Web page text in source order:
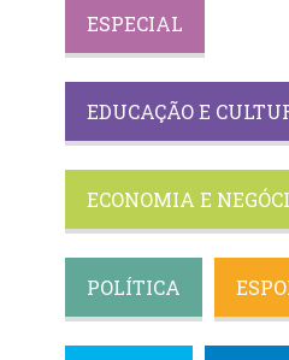
POLÍTICA
ECONOMIA E
EDUCAÇÃO E
ESPECIAL